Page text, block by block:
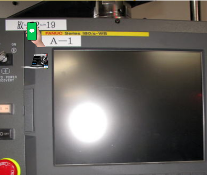
お見積り・査定は 無料
LINEで査定（友だち追加）
買取フォームで査定
お電話でも受け付けております
0569-21-7375
キーワード検索